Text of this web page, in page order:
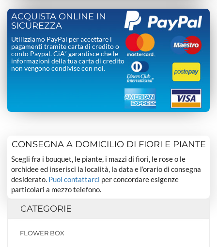
ACQUISTA ONLINE IN
SICUREZZA
Utilizziamo PayPal per accettare i
pagamenti tramite carta di credito o
conto Paypal. CiÃ² garantisce che le
informazioni della tua carta di credito
non vengono condivise con noi.
CONSEGNA A DOMICILIO DI FIORI E PIANTE
Scegli fra i bouquet, le piante, i mazzi di fiori, le rose o le
orchidee ed inserisci la località, la data e l’orario di consegna
desiderato. Puoi contattarci per concordare esigenze
particolari a mezzo telefono.
CATEGORIE
FLOWER BOX